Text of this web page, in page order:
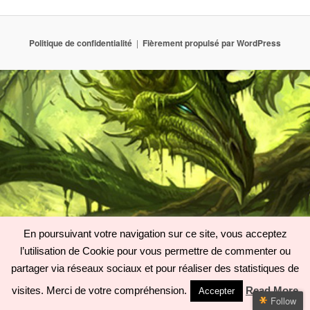
Politique de confidentialité Fièrement propulsé par WordPress
En poursuivant votre navigation sur ce site, vous acceptez
l’utilisation de Cookie pour vous permettre de commenter ou
partager via réseaux sociaux et pour réaliser des statistiques de
visites. Merci de votre compréhension.
Accepter Read More
Follow